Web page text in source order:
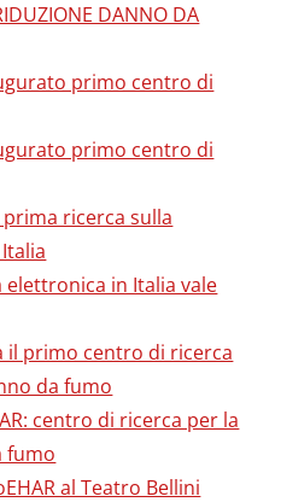
DANNO DA
primo centro di
primo centro di
ricerca sulla
elettronica in Italia vale
il primo centro di ricerca
da fumo
centro di ricerca per la
fumo
al Teatro Bellini